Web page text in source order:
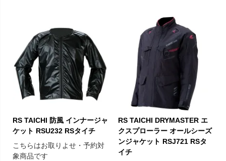
RS TAICHI 防風 インナージャ
ケット RSU232 RSタイチ
こちらはお取りよせ・予約対
象商品です
RS TAICHI DRYMASTER エ
クスプローラー オールシーズ
ンジャケット RSJ721 RSタ
イチ